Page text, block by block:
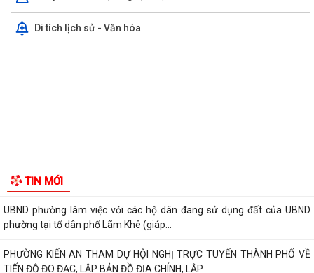
THÀNH PHỐ HẢI PHÒNG ĐƯỢC THU PHÍ, LỆ PHÍ...
Chi bộ trường Tiểu học Quang Trung kết nạp Đảng viên mới
giữa năm 2026 HĐND thành phố...